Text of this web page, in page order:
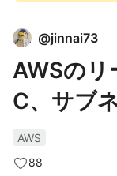
@jinnai73
AWSのリ
C、サブ
AWS
88